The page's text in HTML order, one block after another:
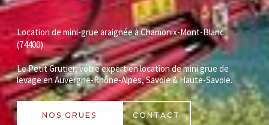
Location de mini-grue araignée à Chamonix-Mont-Blanc
(74400)
Le Petit Grutier, votre expert en location de mini grue de
levage en Auvergne-Rhône-Alpes, Savoie & Haute-Savoie.
NOS GRUES CONTACT